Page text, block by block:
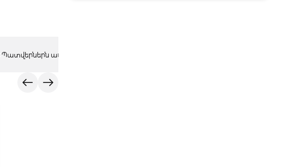
Պատվերներն առաքվում են անմիջապես օբյեկտի կողմից: